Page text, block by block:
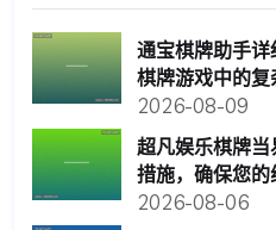
通宝棋牌助手
棋牌游戏中的复
2026-08-09
超凡娱乐棋牌
措施，确保您
2026-08-06